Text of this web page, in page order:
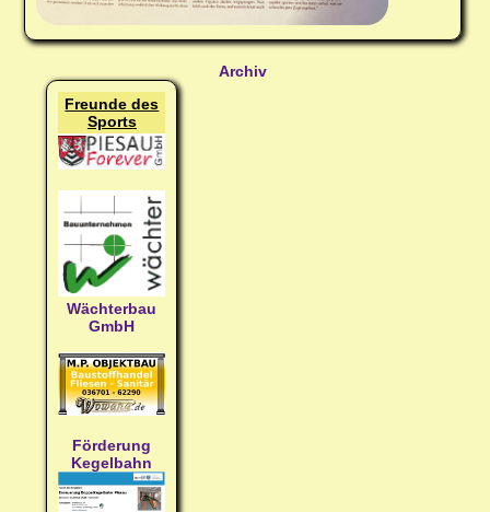
Archiv
Freunde des
Sports
Wächterbau
GmbH
Förderung
Kegelbahn